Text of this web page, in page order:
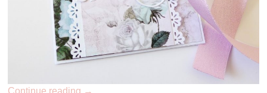
Continue reading →